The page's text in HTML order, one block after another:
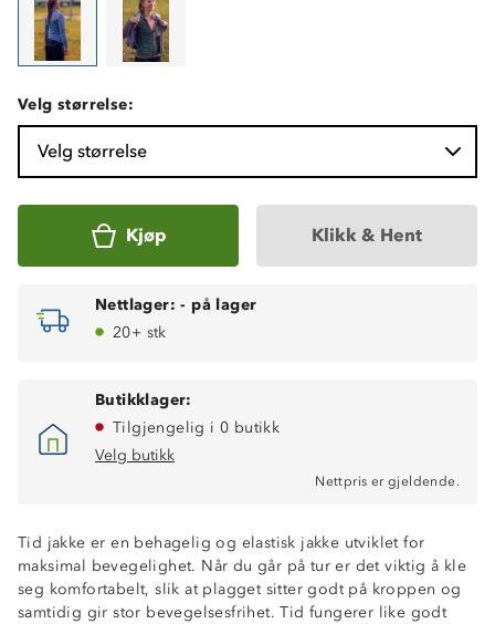
Velg størrelse:
Velg størrelse
Kjøp Klikk & Hent
Nettlager: - på lager
20+ stk
Butikklager:
Tilgjengelig i 0 butikk
Velg butikk
Nettpris er gjeldende.
Tid jakke er en behagelig og elastisk jakke utviklet for
maksimal bevegelighet. Når du går på tur er det viktig å kle
seg komfortabelt, slik at plagget sitter godt på kroppen og
samtidig gir stor bevegelsesfrihet. Tid fungerer like godt